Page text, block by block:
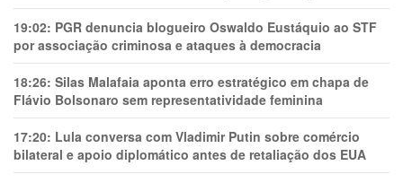
19:02: PGR denuncia blogueiro Oswaldo Eustáquio ao STF
por associação criminosa e ataques à democracia
18:26: Silas Malafaia aponta erro estratégico em chapa de
Flávio Bolsonaro sem representatividade feminina
17:20: Lula conversa com Vladimir Putin sobre comércio
bilateral e apoio diplomático antes de retaliação dos EUA